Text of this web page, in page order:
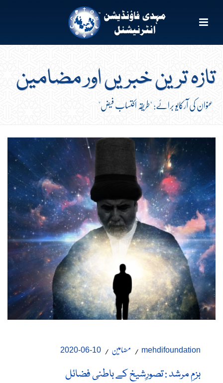
تازہ ترین خبریں اور مضامین
عنوان کی آرکایو برائے: "طریقہ اکتساب فیض"
mehdifoundation مضامین 10-06-2020
بزمِ مرشد : تصورِشیخ کے باطنی فضائل